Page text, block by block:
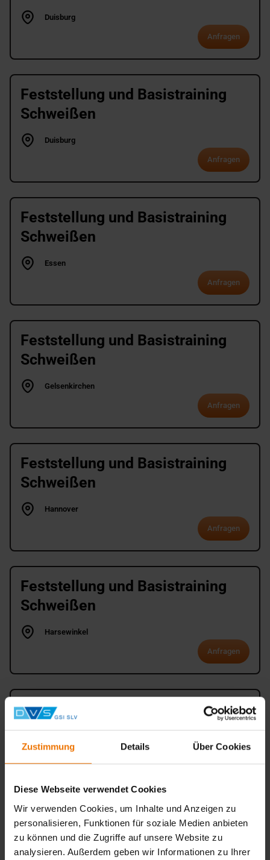
Zustimmung Details Über Cookies
Diese Webseite verwendet Cookies
Wir verwenden Cookies, um Inhalte und Anzeigen zu
personalisieren, Funktionen für soziale Medien anbieten
zu können und die Zugriffe auf unsere Website zu
analysieren. Außerdem geben wir Informationen zu Ihrer
Duisburg
Anfragen
Feststellung und Basistraining
Schweißen
Duisburg
Anfragen
Feststellung und Basistraining
Schweißen
Essen
Anfragen
Feststellung und Basistraining
Schweißen
Gelsenkirchen
Anfragen
Feststellung und Basistraining
Schweißen
Hannover
Anfragen
Feststellung und Basistraining
Schweißen
Harsewinkel
Anfragen
Feststellung und Basistraining
Schweißen
Kamen Heeren-Werve
Feststellung und Basistraining
Schweißen